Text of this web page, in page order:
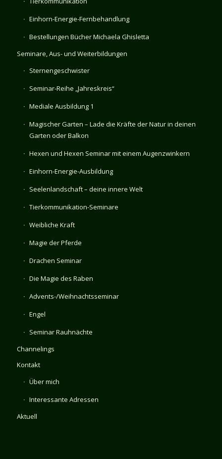
Einhorn-Energie-Fernbehandlung
Bestellungen Bücher Michaela Ghisletta
Seminare, Aus- und Weiterbildungen
Sternengeschwister
Seminar-Reihe „Jahreskreis“
Mediale Ausbildung 1
Magischer Garten – Lade die Kräfte der Natur in deinen
Garten oder Balkon
Hexen und Hexen Seminar mit einem Augenzwinkern
Einhorn-Energie-Ausbildung
Seelenlandschaft – deine innere Welt
Tierkommunikation-Seminare
Weibliche Kraft
Magie der Pferde
Drachen Seminar
Die Magie des Raben
Advents-/Weihnachtsseminar
Engel
Seminar Rauhnächte
Channelings
Kontakt
Über mich
Interessante Adressen
Aktuell